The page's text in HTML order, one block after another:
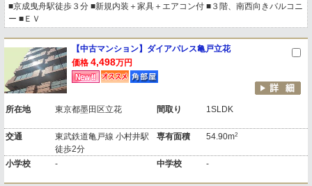
■京成曳舟駅徒歩３分 ■新規内装＋家具＋エアコン付 ■３階、南西向きバルコニ
ー ■ＥＶ
【中古マンション】ダイアパレス亀戸立花
価格 4,498万円
所在地 東京都墨田区立花 間取り 1SLDK
交通
東武鉄道亀戸線 小村井駅
徒歩2分
専有面積 54.90m2
小学校 - 中学校 -